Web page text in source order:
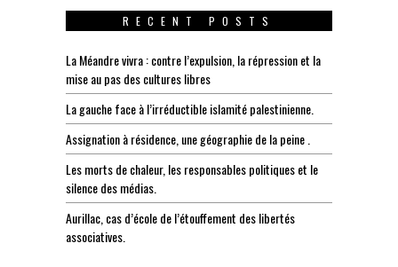
RECENT POSTS
La Méandre vivra : contre l’expulsion, la répression et la
mise au pas des cultures libres
La gauche face à l’irréductible islamité palestinienne.
Assignation à résidence, une géographie de la peine .
Les morts de chaleur, les responsables politiques et le
silence des médias.
Aurillac, cas d’école de l’étouffement des libertés
associatives.